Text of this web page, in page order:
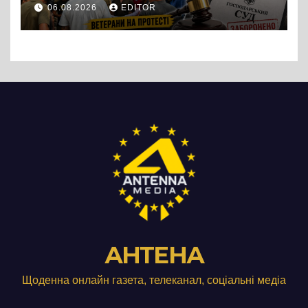
підприємства ТОВ «Омега
Три», що займається
06.08.2026 EDITOR
АНТЕНА
Щоденна онлайн газета, телеканал, соціальні медіа